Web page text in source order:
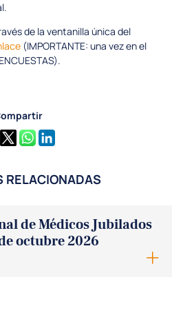
de la ventanilla única del
(IMPORTANTE: una vez en el
RELACIONADAS
de Médicos Jubilados
octubre 2026